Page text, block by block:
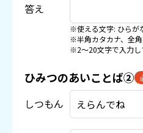
答え
※使える文字: ひらが
※半角カタカナ、全
※2〜20文字で入力し
ひみつのあいことば②
しつもん